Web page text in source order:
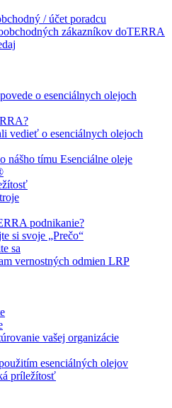
/ účet poradcu
zákazníkov doTERRA
o esenciálnych olejoch
vedieť o esenciálnych olejoch
nášho tímu Esenciálne oleje
podnikanie?
si svoje „Prečo“
sa
vernostných odmien LRP
vašej organizácie
esenciálných olejov
príležítosť